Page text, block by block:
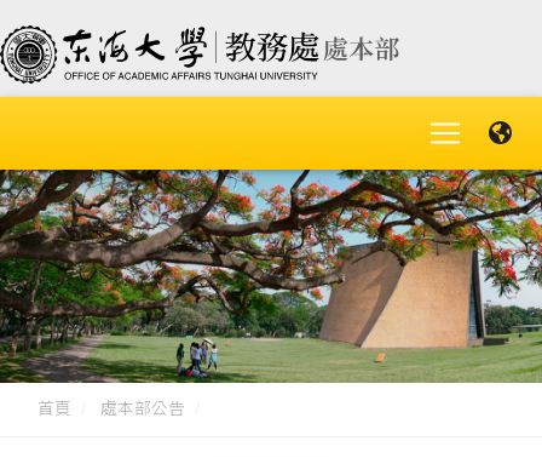
首頁 處本部公告